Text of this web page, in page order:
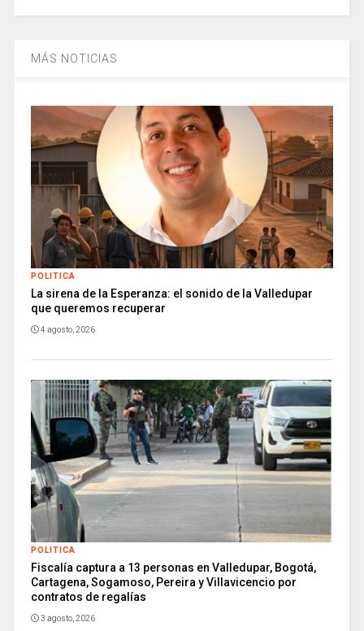
MÁS NOTICIAS
POLITICA
La sirena de la Esperanza: el sonido de la Valledupar
que queremos recuperar
4 agosto, 2026
POLITICA
Fiscalía captura a 13 personas en Valledupar, Bogotá,
Cartagena, Sogamoso, Pereira y Villavicencio por
contratos de regalías
3 agosto, 2026